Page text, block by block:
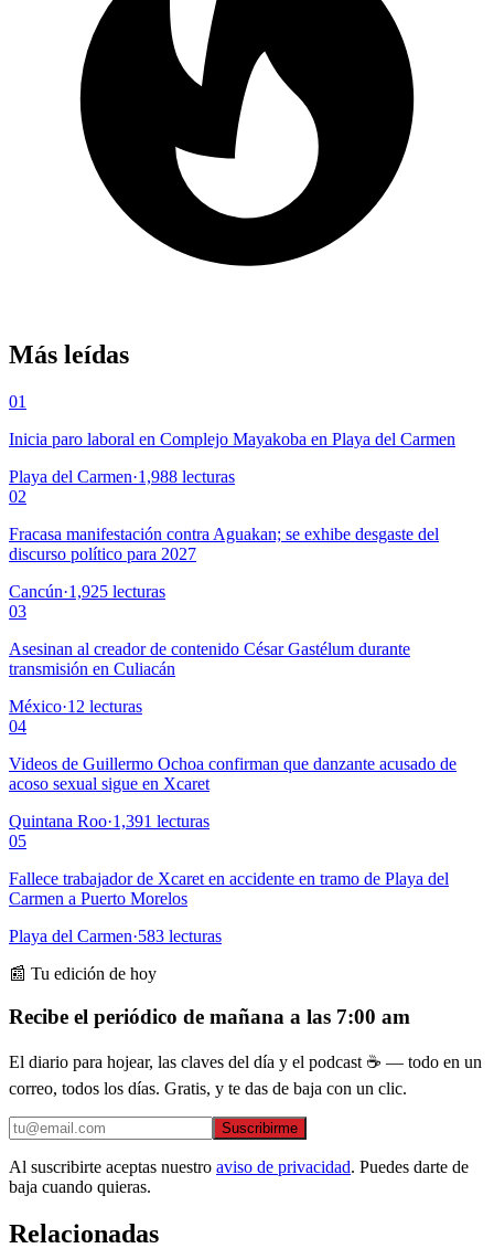
Más leídas
01
Inicia paro laboral en Complejo Mayakoba en Playa del Carmen
Playa del Carmen·1,988 lecturas
02
Fracasa manifestación contra Aguakan; se exhibe desgaste del
discurso político para 2027
Cancún·1,925 lecturas
03
Asesinan al creador de contenido César Gastélum durante
transmisión en Culiacán
México·12 lecturas
04
Videos de Guillermo Ochoa confirman que danzante acusado de
acoso sexual sigue en Xcaret
Quintana Roo·1,391 lecturas
05
Fallece trabajador de Xcaret en accidente en tramo de Playa del
Carmen a Puerto Morelos
Playa del Carmen·583 lecturas
📰 Tu edición de hoy
Recibe el periódico de mañana a las 7:00 am
El diario para hojear, las claves del día y el podcast ☕ — todo en un
correo, todos los días. Gratis, y te das de baja con un clic.
Suscribirme
Al suscribirte aceptas nuestro aviso de privacidad. Puedes darte de
baja cuando quieras.
Relacionadas